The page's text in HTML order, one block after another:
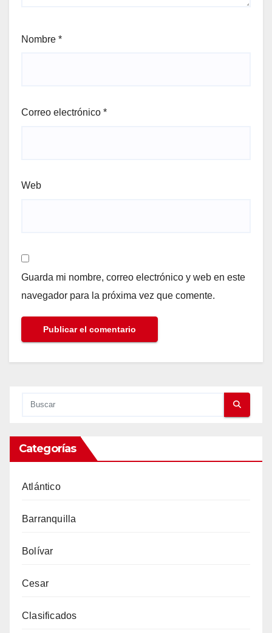
Nombre *
Correo electrónico *
Web
Guarda mi nombre, correo electrónico y web en este
navegador para la próxima vez que comente.
Categorías
Atlántico
Barranquilla
Bolívar
Cesar
Clasificados